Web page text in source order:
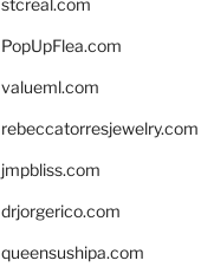
stcreal.com
PopUpFlea.com
valueml.com
rebeccatorresjewelry.com
jmpbliss.com
drjorgerico.com
queensushipa.com